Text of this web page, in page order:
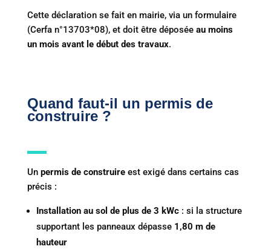
Cette déclaration se fait en mairie, via un formulaire
(Cerfa n°13703*08), et doit être déposée au moins
un mois avant le début des travaux.
Quand faut-il un permis de
construire ?
Un permis de construireest exigé dans certains cas
précis :
Installation au sol de plus de 3 kWc: si la structure
supportant les panneaux dépasse 1,80 m de
hauteur